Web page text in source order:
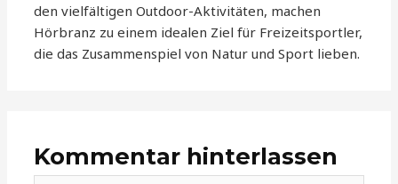
den vielfältigen Outdoor-Aktivitäten, machen
Hörbranz zu einem idealen Ziel für Freizeitsportler,
die das Zusammenspiel von Natur und Sport lieben.
Kommentar hinterlassen